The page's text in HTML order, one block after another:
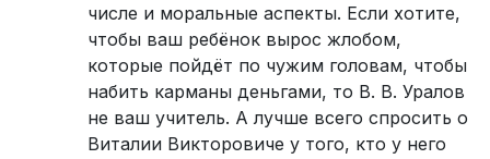
числе и моральные аспекты. Если хотите,
чтобы ваш ребёнок вырос жлобом,
которые пойдёт по чужим головам, чтобы
набить карманы деньгами, то В. В. Уралов
не ваш учитель. А лучше всего спросить о
Виталии Викторовиче у того, кто у него